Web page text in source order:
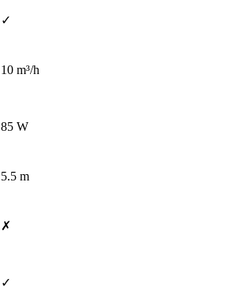
✓
10 m³/h
85 W
5.5 m
✗
✓